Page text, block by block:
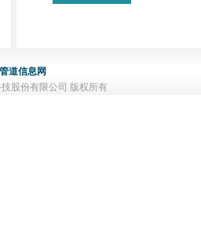
道信息网
股份有限公司 版权所有